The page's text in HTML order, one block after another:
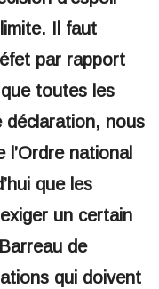
Il faut
par rapport
toutes les
nous
national
que les
un certain
de
qui doivent